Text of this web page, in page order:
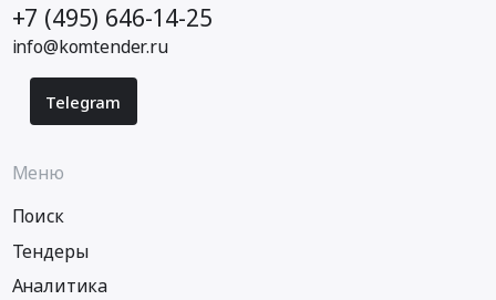
+7 (495) 646-14-25
info@komtender.ru
Telegram
Меню
Поиск
Тендеры
Аналитика